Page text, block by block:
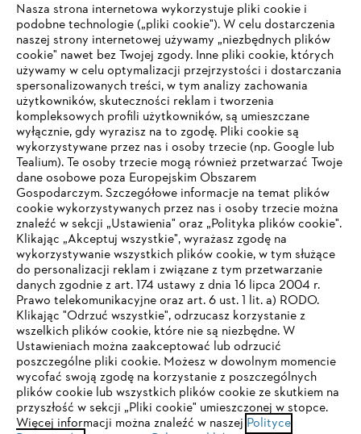
#STIHL
Firma
STIHL FAQ
Serwis
TWOJA PRZEGLĄDARKA NIE JEST
OBSŁUGIWANA
Korzystasz z przeglądarki, której jeszcze nie obsługujemy. W
celu optymalnego korzystania z naszej strony zalecamy
przejście do jednej z następujących przeglądarek:
Nasza strona internetowa wykorzystuje pliki cookie i
podobne technologie („pliki cookie"). W celu dostarczenia
naszej strony internetowej używamy „niezbędnych plików
cookie" nawet bez Twojej zgody. Inne pliki cookie, których
używamy w celu optymalizacji przejrzystości i dostarczania
spersonalizowanych treści, w tym analizy zachowania
użytkowników, skuteczności reklam i tworzenia
kompleksowych profili użytkowników, są umieszczane
wyłącznie, gdy wyrazisz na to zgodę. Pliki cookie są
wykorzystywane przez nas i osoby trzecie (np. Google lub
Tealium). Te osoby trzecie mogą również przetwarzać Twoje
dane osobowe poza Europejskim Obszarem
Gospodarczym. Szczegółowe informacje na temat plików
cookie wykorzystywanych przez nas i osoby trzecie można
znaleźć w sekcji „Ustawienia" oraz „Polityka plików cookie".
Klikając „Akceptuj wszystkie", wyrażasz zgodę na
wykorzystywanie wszystkich plików cookie, w tym służące
do personalizacji reklam i związane z tym przetwarzanie
danych zgodnie z art. 174 ustawy z dnia 16 lipca 2004 r.
Prawo telekomunikacyjne oraz art. 6 ust. 1 lit. a) RODO.
Klikając "Odrzuć wszystkie", odrzucasz korzystanie z
wszelkich plików cookie, które nie są niezbędne. W
Ustawieniach można zaakceptować lub odrzucić
poszczególne pliki cookie. Możesz w dowolnym momencie
wycofać swoją zgodę na korzystanie z poszczególnych
plików cookie lub wszystkich plików cookie ze skutkiem na
przyszłość w sekcji „Pliki cookie" umieszczonej w stopce.
Więcej informacji można znaleźć w naszej Polityce